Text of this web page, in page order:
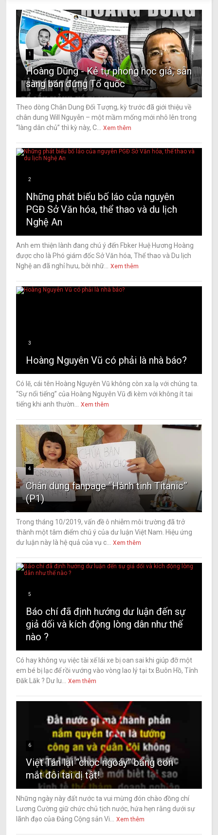
1
Hoàng Dũng - Kẻ tự phong học giả, sẵn
sàng bán đứng Tổ quốc
Theo dòng Chân Dung Đối Tượng, kỳ trước đã giới thiệu về
chân dung Will Nguyễn – một mầm mống mới nhô lên trong
“làng dân chủ” thì kỳ này, C... Xem thêm
2
Những phát biểu bố láo của nguyên
PGĐ Sở Văn hóa, thể thao và du lịch
Nghệ An
Anh em thiện lành đang chú ý đến Fbker Huệ Hương Hoàng
được cho là Phó giám đốc Sở Văn hóa, Thể thao và Du lịch
Nghệ an đã nghỉ hưu, bởi nhữ... Xem thêm
3
Hoàng Nguyên Vũ có phải là nhà báo?
Có lẽ, cái tên Hoàng Nguyên Vũ không còn xa lạ với chúng ta.
“Sự nổi tiếng” của Hoàng Nguyên Vũ đi kèm với không ít tai
tiếng khi anh thườn... Xem thêm
4
Chân dung fanpage “Hành tinh Titanic”
(P1)
Trong tháng 10/2019, vấn đề ô nhiễm môi trường đã trở
thành một tâm điểm chú ý của dư luận Việt Nam. Hiệu ứng
dư luận này là hệ quả của vụ c... Xem thêm
5
Báo chí đã định hướng dư luận đến sự
giả dối và kích động lòng dân như thế
nào ?
Có hay không vụ việc tài xế lái xe bị oan sai khi giúp đỡ một
em bé bị lạc để rồi vướng vào vòng lao lý tại tx Buôn Hồ, Tỉnh
Đăk Lăk ? Dư lu... Xem thêm
6
Việt Tân lại “chọc ngoáy” bằng con
mắt đôi tai dị tật!
Những ngày này đất nước ta vui mừng đón chào đồng chí
Lương Cường giữ chức chủ tịch nước, hứa hẹn rằng dưới sự
lãnh đạo của Đảng Cộng sản Vi... Xem thêm